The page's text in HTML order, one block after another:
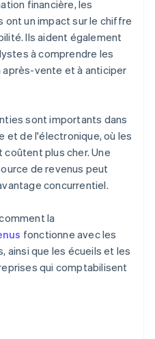
financière, les
ont un impact sur le chiffre
Ils aident également
à comprendre les
vente et à anticiper
sont importants dans
et de l'électronique, où les
plus cher. Une
de revenus peut
concurrentiel.
la
fonctionne avec les
ainsi que les écueils et les
qui comptabilisent